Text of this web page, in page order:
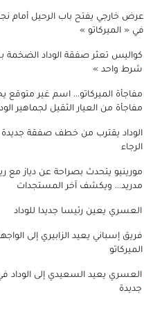
عرض خارجي يفتح باب الرحيل أمام نجم
في « الميركاتو »
كواليس تعثر صفقة الوداد
شرط واحد »
مفاجأة الميركاتو... اسم غير متوقع
مفاجأة من العيار الثقيل لجماهير
الوداد يقترب من خطف صفقة
الرجاء
مورينيو يتحدث بصراحة عن دياز مع
مدريد... ويكشف آخر المستجدات
العسري يعين رئيسا جديدا للوداد
فريق إسباني يعيد الزابيري إلى
الميركاتو
العسري يعيد السعيدي إلى الوداد
جديدة